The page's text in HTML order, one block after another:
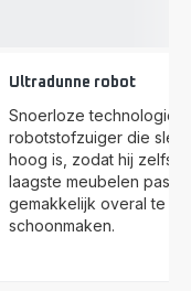
Ultradunne robot
Snoerloze technologie
robotstofzuiger die
hoog is, zodat hij zelfs
laagste meubelen past,
gemakkelijk overal te
schoonmaken.